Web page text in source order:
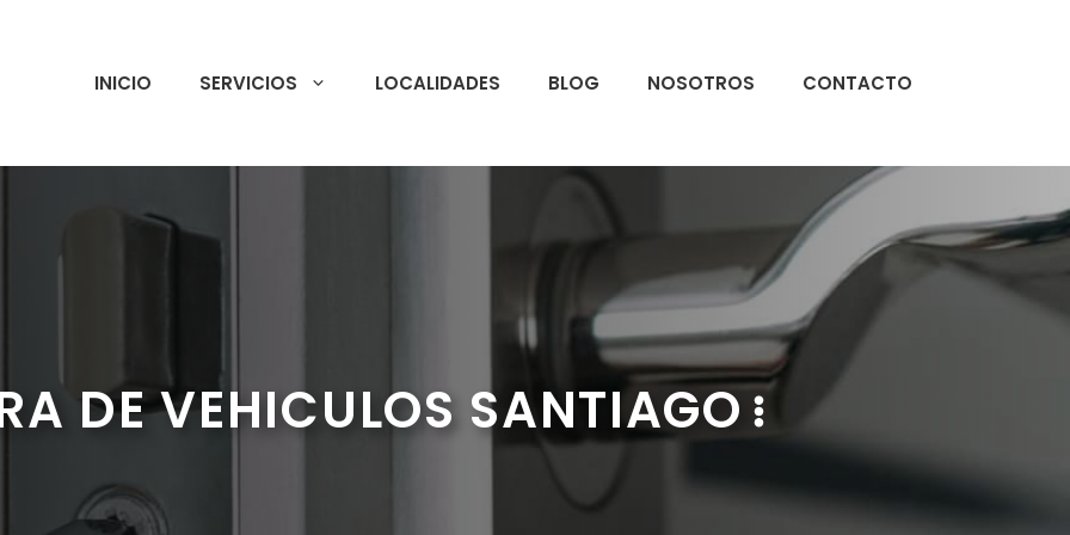
INICIO SERVICIOS LOCALIDADES BLOG NOSOTROS CONTACTO
DE VEHICULOS SANTIAGO